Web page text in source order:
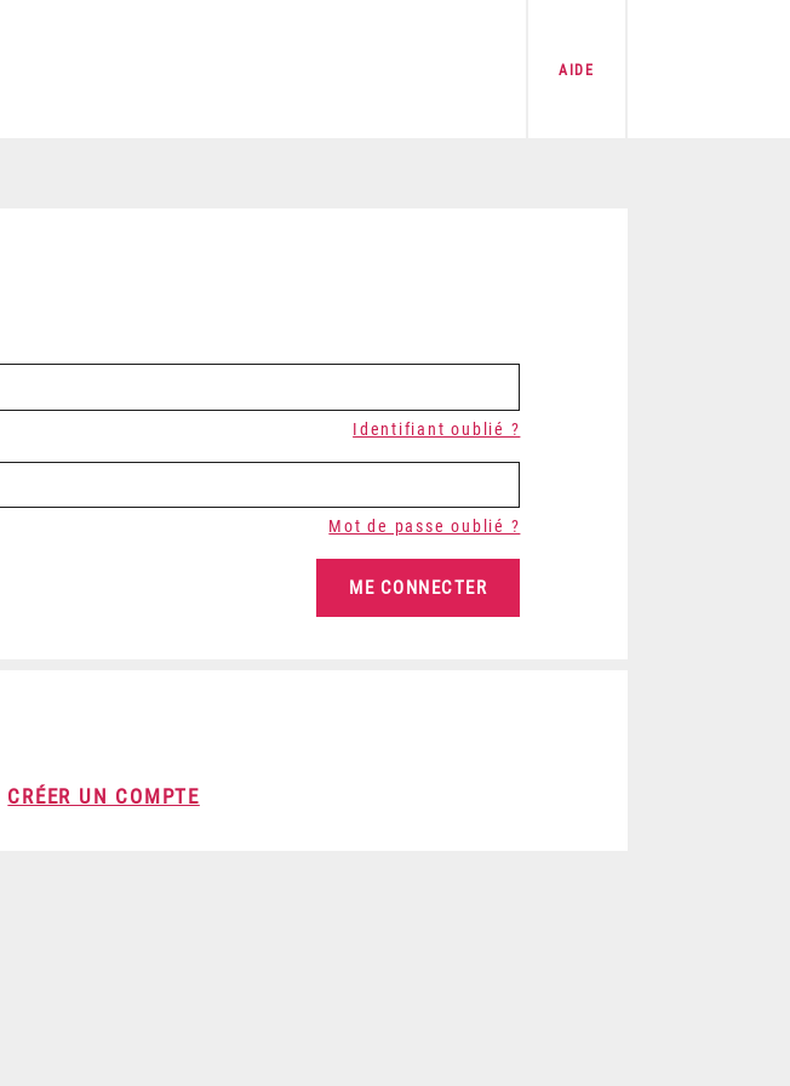
AIDE
Identifiant oublié ?
Mot de passe oublié ?
CRÉER UN COMPTE